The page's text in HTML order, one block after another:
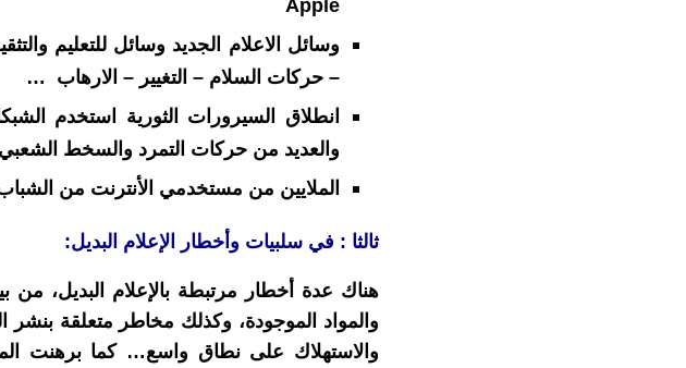
Apple
وسائل الاعلام الجديد وسائل للتعليم
– حركات السلام – التغيير – الارهاب …
انطلاق السيرورات الثورية استخدم
والعديد من حركات التمرد والسخط
الملايين من مستخدمي الأنترنت من
ثالثا : في سلبيات وأخطار الإعلام البديل:
هناك عدة أخطار مرتبطة بالإعلام البديل، من
والمواد الموجودة، وكذلك مخاطر متعلقة بنشر
والاستهلاك على نطاق واسع… كما برهنت